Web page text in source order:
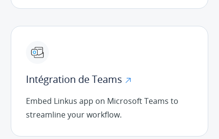
Intégration de Teams
Embed Linkus app on Microsoft Teams to
streamline your workflow.